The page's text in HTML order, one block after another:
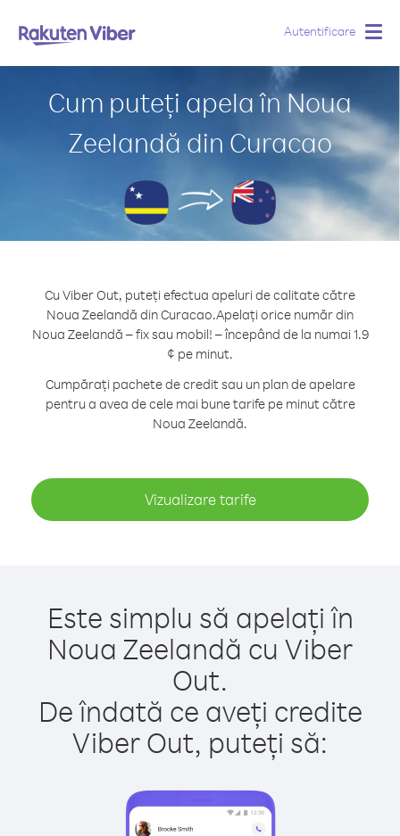
Autentificare
Cum puteți apela în Noua
Zeelandă din Curacao
Cu Viber Out, puteți efectua apeluri de calitate către
Noua Zeelandă din Curacao.Apelați orice număr din
Noua Zeelandă – fix sau mobil! – începând de la numai 1.9
¢ pe minut.
Cumpărați pachete de credit sau un plan de apelare
pentru a avea de cele mai bune tarife pe minut către
Noua Zeelandă.
Vizualizare tarife
Este simplu să apelați în
Noua Zeelandă cu Viber
Out.
De îndată ce aveți credite
Viber Out, puteți să: